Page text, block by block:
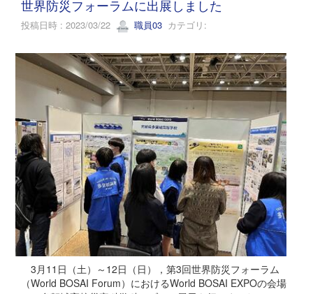
世界防災フォーラムに出展しました
投稿日時 : 2023/03/22 職員03 カテゴリ:
3月11日（土）～12日（日），第3回世界防災フォーラム
（World BOSAI Forum）におけるWorld BOSAI EXPOの会場